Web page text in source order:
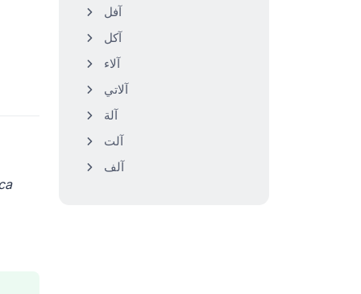
آفل
آكل
آلاء
آلاتي
آلة
آلت
آلف